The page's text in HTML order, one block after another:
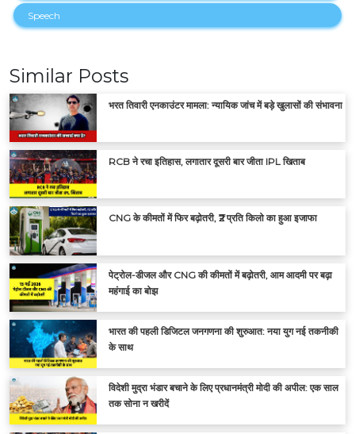
Speech
Similar Posts
भरत तिवारी एनकाउंटर मामला: न्यायिक जांच में बड़े खुलासों की संभावना
RCB ने रचा इतिहास, लगातार दूसरी बार जीता IPL खिताब
CNG के कीमतों में फिर बढ़ोतरी, ₹2 प्रति किलो का हुआ इजाफा
पेट्रोल-डीजल और CNG की कीमतों में बढ़ोतरी, आम आदमी पर बढ़ा
महंगाई का बोझ
भारत की पहली डिजिटल जनगणना की शुरुआत: नया युग नई तकनीकी
के साथ
विदेशी मुद्रा भंडार बचाने के लिए प्रधानमंत्री मोदी की अपील: एक साल
तक सोना न खरीदें